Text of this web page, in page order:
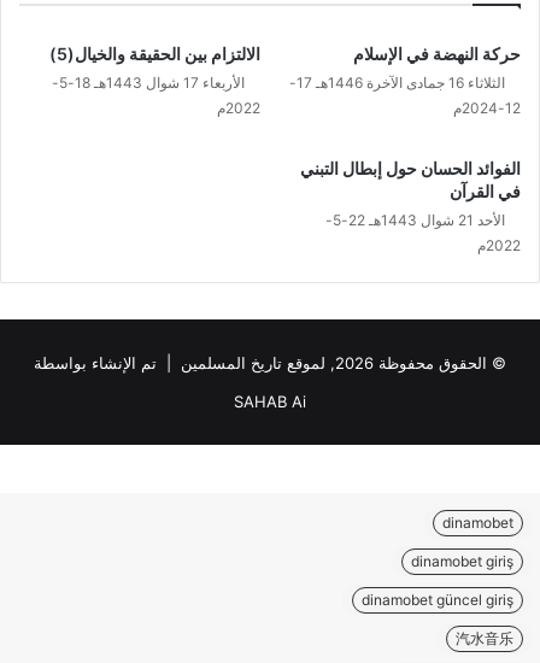
حركة النهضة في الإسلام
الثلاثاء 16 جمادى الآخرة 1446هـ 17-
12-2024م
الالتزام بين الحقيقة والخيال(5)
الأربعاء 17 شوال 1443هـ 18-5-
2022م
الفوائد الحسان حول إبطال التبني
في القرآن
الأحد 21 شوال 1443هـ 22-5-
2022م
© الحقوق محفوظة 2026, لموقع تاريخ المسلمين | تم الإنشاء بواسطة
SAHAB Ai
dinamobet
dinamobet giriş
dinamobet güncel giriş
汽水音乐